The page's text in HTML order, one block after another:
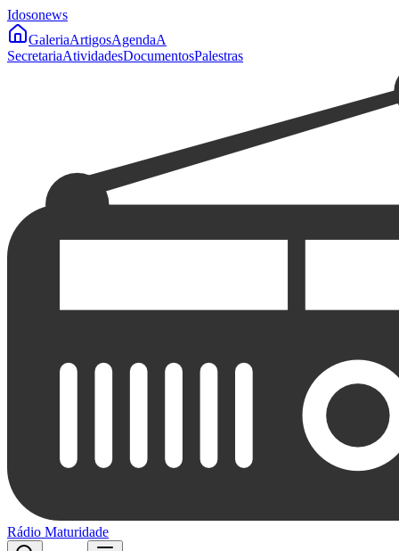
Idosonews
GaleriaArtigosAgendaA
SecretariaAtividadesDocumentosPalestras
Rádio Maturidade